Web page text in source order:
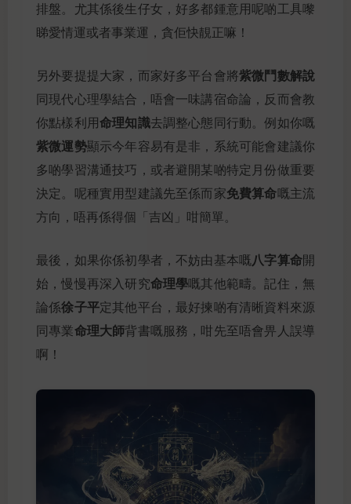
排盤。尤其係後生仔女，好多都鍾意用呢啲工具嚟
睇愛情運或者事業運，貪佢快靚正嘛！
另外要提提大家，而家好多平台會將紫微鬥數解說
同現代心理學結合，唔會一味講宿命論，反而會教
你點樣利用命理知識去調整心態同行動。例如你嘅
紫微運勢顯示今年容易有是非，系統可能會建議你
多啲學習溝通技巧，或者避開某啲特定月份做重要
決定。呢種實用型建議先至係而家免費算命嘅主流
方向，唔再係得個「吉凶」咁簡單。
最後，如果你係初學者，不妨由基本嘅八字算命開
始，慢慢再深入研究命理學嘅其他範疇。記住，無
論係徐子平定其他平台，最好揀啲有清晰資料來源
同專業命理大師背書嘅服務，咁先至唔會畀人誤導
啊！